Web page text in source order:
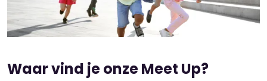
Waar vind je onze Meet Up?